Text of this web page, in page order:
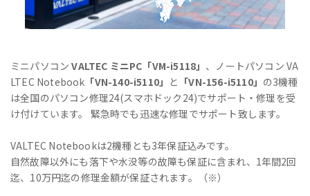
ミニパソコン VALTEC ミニPC「VM-i5118」 、ノートパソコン VA
LTEC Notebook 「VN-140-i5110」 と 「VN-156-i5110」 の3機種
は全国のパソコン修理24(スマホドック24)でサポート・修理を受
け付けています。 緊急時でも迅速な修理でサポート致します。
VALTEC Notebookは2機種とも3年保証込みです。
自然故障以外にも落下や水没等の故障も保証に含まれ、1年間2回
迄、10万円迄の修理金額が保証されます。（※）